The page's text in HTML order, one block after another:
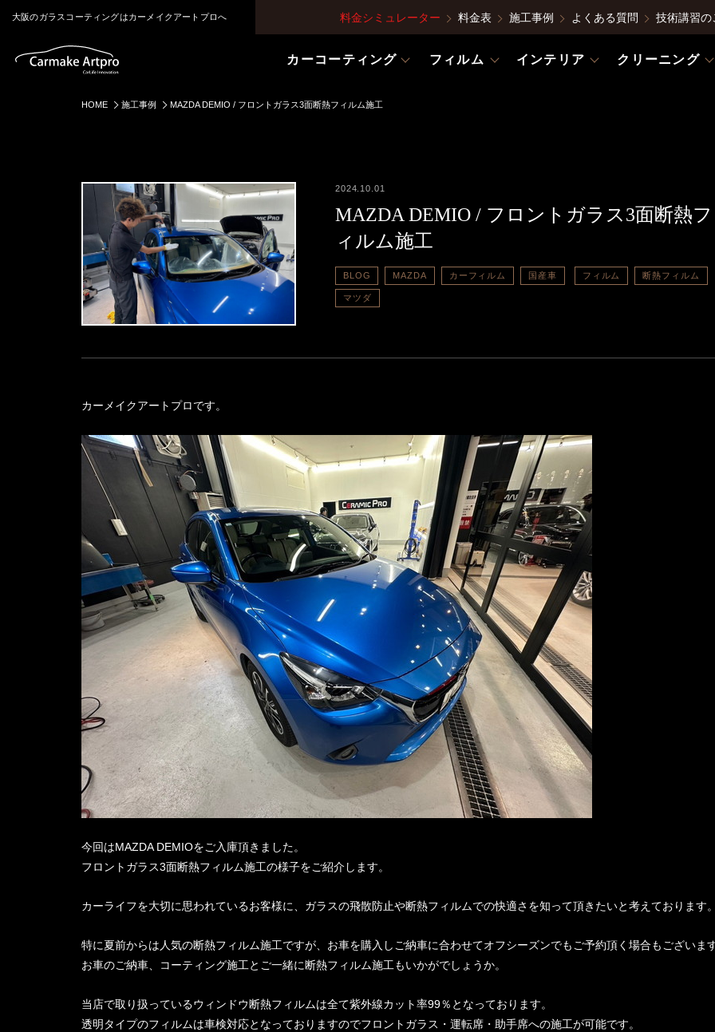
大阪のガラスコーティングはカーメイクアートプロへ 料金シミュレーター 料金表 施工事例 よくある質問 技術講習の
カーコーティング フィルム インテリア クリーニング
HOME 施工事例 MAZDA DEMIO / フロントガラス3面断熱フィルム施工
2024.10.01
MAZDA DEMIO / フロントガラス3面断熱フ
ィルム施工
BLOG MAZDA カーフィルム 国産車 フィルム 断熱フィルム
マツダ
カーメイクアートプロです。
今回はMAZDA DEMIOをご入庫頂きました。
フロントガラス3面断熱フィルム施工の様子をご紹介します。
カーライフを大切に思われているお客様に、ガラスの飛散防止や断熱フィルムでの快適さを知って頂きたいと考えております
特に夏前からは人気の断熱フィルム施工ですが、お車を購入しご納車に合わせてオフシーズンでもご予約頂く場合もございま
お車のご納車、コーティング施工とご一緒に断熱フィルム施工もいかがでしょうか。
当店で取り扱っているウィンドウ断熱フィルムは全て紫外線カット率99％となっております。
透明タイプのフィルムは車検対応となっておりますのでフロントガラス・運転席・助手席への施工が可能です。